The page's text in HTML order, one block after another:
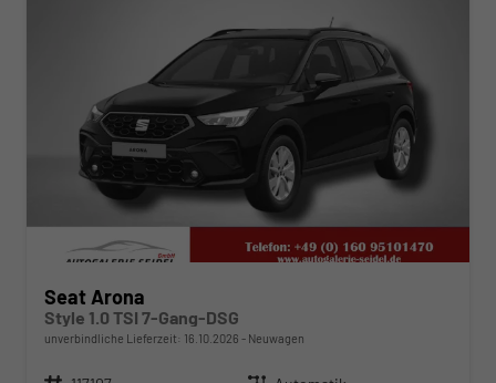
Seat Arona
Style 1.0 TSI 7-Gang-DSG
unverbindliche Lieferzeit: 16.10.2026 Neuwagen